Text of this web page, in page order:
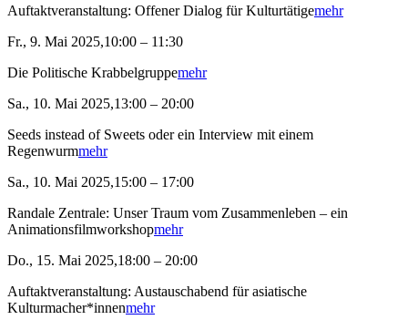
Auftaktveranstaltung: Offener Dialog für Kulturtätigemehr
Fr., 9. Mai 2025,10:00 – 11:30
Die Politische Krabbelgruppemehr
Sa., 10. Mai 2025,13:00 – 20:00
Seeds instead of Sweets oder ein Interview mit einem
Regenwurmmehr
Sa., 10. Mai 2025,15:00 – 17:00
Randale Zentrale: Unser Traum vom Zusammenleben – ein
Animationsfilmworkshopmehr
Do., 15. Mai 2025,18:00 – 20:00
Auftaktveranstaltung: Austauschabend für asiatische
Kulturmacher*innenmehr